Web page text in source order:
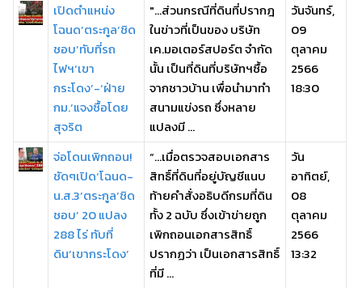
เปิดตำแหน่ง
โฉนด’ตระกูล‘ชิด
ชอบ’ทับที่รถ
ไฟฯ‘เขา
กระโดง’-‘ฝ่าย
กม.’แจงซื้อโดย
สุจริต
"...ส่วนกรณีที่ดินที่ปรากฎ
ในข่าวที่เป็นของ บริษัท
เค.มอเตอร์สปอร์ต จำกัด
นั้น เป็นที่ดินที่บริษัทฯซื้อ
จากชาวบ้าน เพื่อนำมาทำ
สนามแข่งรถ ซึ่งหลาย
แปลงมี ...
วันจันทร์,
09
ตุลาคม
2566
18:30
จ่อโดนเพิกถอน!
ชัดๆเปิด‘โฉนด-
น.ส.3’ตระกูล’ชิด
ชอบ’ 20 แปลง
288 ไร่ ทับที่
ดิน‘เขากระโดง’
“…เมื่อตรวจสอบเอกสาร
สิทธิ์ที่ดินที่อยู่บัญชีแนบ
ท้ายคำสั่งอธิบดีกรมที่ดิน
ทั้ง 2 ฉบับ ซึ่งเข้าข่ายถูก
เพิกถอนเอกสารสิทธิ์
ปรากฏว่า เป็นเอกสารสิทธิ์
ที่มี ...
วัน
อาทิตย์,
08
ตุลาคม
2566
13:32